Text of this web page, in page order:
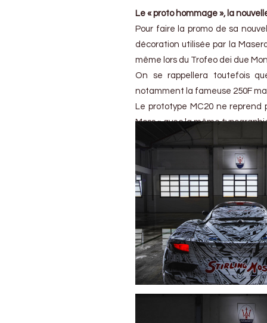
Le « proto hommage », la
Pour faire la promo de sa
décoration utilisée par la
même lors du Trofeo dei due
On se rappellera toutefois
notamment la fameuse 250F
Le prototype MC20 ne reprend
Moss » avec la même